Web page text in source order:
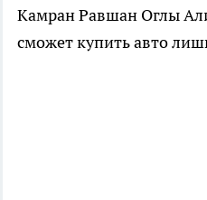
Камран Равшан Оглы
сможет купить авто